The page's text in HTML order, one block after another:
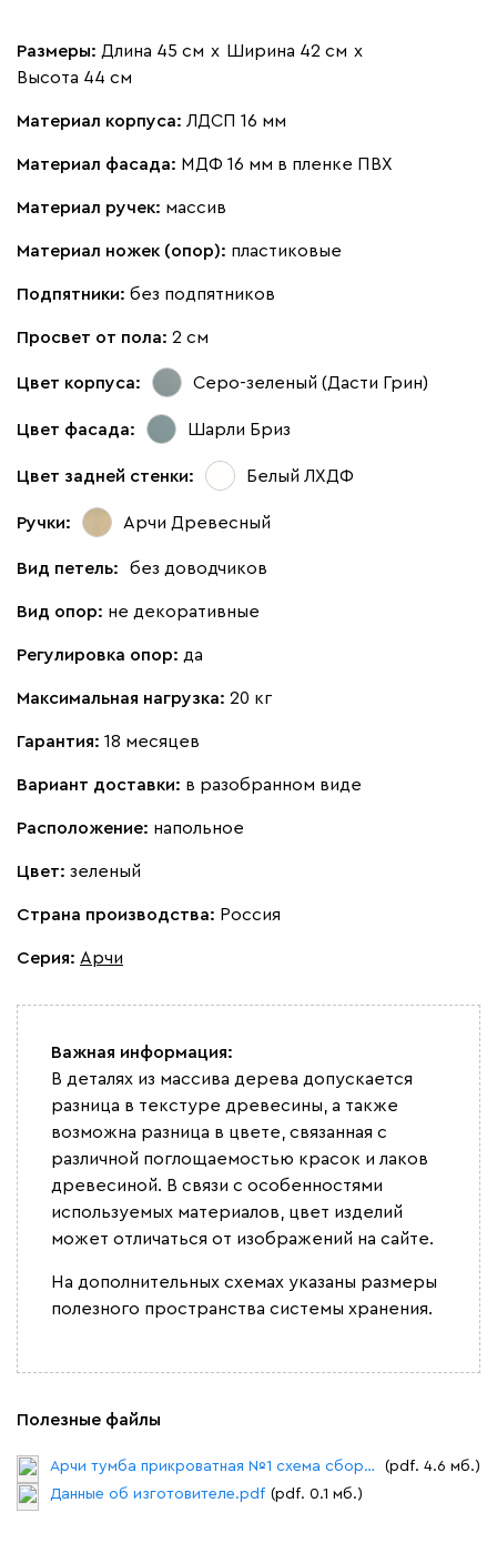
Размеры: Длина 45 см х Ширина 42 см х
Высота 44 см
Материал корпуса: ЛДСП 16 мм
Материал фасада: МДФ 16 мм в пленке ПВХ
Материал ручек: массив
Материал ножек (опор): пластиковые
Подпятники: без подпятников
Просвет от пола: 2 см
Цвет корпуса: Серо-зеленый (Дасти Грин)
Цвет фасада: Шарли Бриз
Цвет задней стенки: Белый ЛХДФ
Ручки: Арчи Древесный
Вид петель: без доводчиков
Вид опор: не декоративные
Регулировка опор: да
Максимальная нагрузка: 20 кг
Гарантия: 18 месяцев
Вариант доставки: в разобранном виде
Расположение: напольное
Цвет: зеленый
Страна производства: Россия
Серия: Арчи
Важная информация:
В деталях из массива дерева допускается
разница в текстуре древесины, а также
возможна разница в цвете, связанная с
различной поглощаемостью красок и лаков
древесиной. В связи с особенностями
используемых материалов, цвет изделий
может отличаться от изображений на сайте.
На дополнительных схемах указаны размеры
полезного пространства системы хранения.
Полезные файлы
Арчи тумба прикроватная №1 схема сборки.pdf
(pdf. 4.6 мб.)
Данные об изготовителе.pdf (pdf. 0.1 мб.)